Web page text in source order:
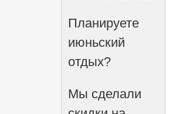
Планируете
июньский
отдых?
Мы сделали